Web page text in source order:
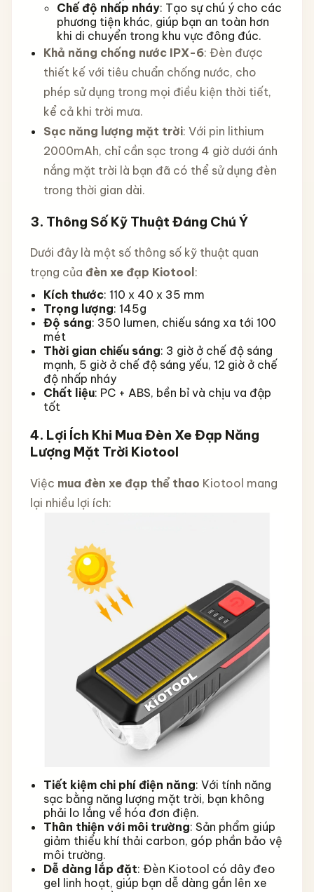
Chế độ nhấp nháy: Tạo sự chú ý cho các
phương tiện khác, giúp bạn an toàn hơn
khi di chuyển trong khu vực đông đúc.
Khả năng chống nước IPX-6: Đèn được
thiết kế với tiêu chuẩn chống nước, cho
phép sử dụng trong mọi điều kiện thời tiết,
kể cả khi trời mưa.
Sạc năng lượng mặt trời: Với pin lithium
2000mAh, chỉ cần sạc trong 4 giờ dưới ánh
nắng mặt trời là bạn đã có thể sử dụng đèn
trong thời gian dài.
3. Thông Số Kỹ Thuật Đáng Chú Ý
Dưới đây là một số thông số kỹ thuật quan
trọng của đèn xe đạp Kiotool :
Kích thước: 110 x 40 x 35 mm
Trọng lượng: 145g
Độ sáng: 350 lumen, chiếu sáng xa tới 100
mét
Thời gian chiếu sáng: 3 giờ ở chế độ sáng
mạnh, 5 giờ ở chế độ sáng yếu, 12 giờ ở chế
độ nhấp nháy
Chất liệu: PC + ABS, bền bỉ và chịu va đập
tốt
4. Lợi Ích Khi Mua Đèn Xe Đạp Năng
Lượng Mặt Trời Kiotool
Việc mua đèn xe đạp thể thao Kiotool mang
lại nhiều lợi ích:
Tiết kiệm chi phí điện năng: Với tính năng
sạc bằng năng lượng mặt trời, bạn không
phải lo lắng về hóa đơn điện.
Thân thiện với môi trường: Sản phẩm giúp
giảm thiểu khí thải carbon, góp phần bảo vệ
môi trường.
Dễ dàng lắp đặt: Đèn Kiotool có dây đeo
gel linh hoạt, giúp bạn dễ dàng gắn lên xe